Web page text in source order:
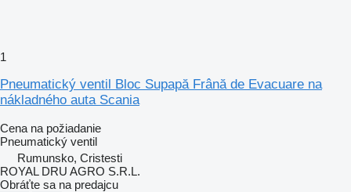
1
Pneumatický ventil Bloc Supapă Frână de Evacuare na
nákladného auta Scania
Cena na požiadanie
Pneumatický ventil
Rumunsko, Cristesti
ROYAL DRU AGRO S.R.L.
Obráťte sa na predajcu